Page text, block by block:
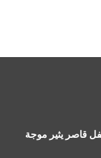
قاصر يثير موجة